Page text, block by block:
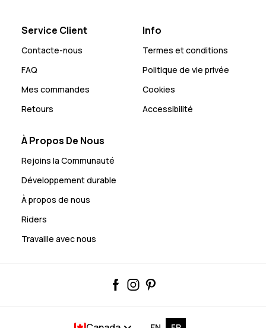
Service Client
Contacte-nous
FAQ
Mes commandes
Retours
Info
Termes et conditions
Politique de vie privée
Cookies
Accessibilité
À Propos De Nous
Rejoins la Communauté
Développement durable
À propos de nous
Riders
Travaille avec nous